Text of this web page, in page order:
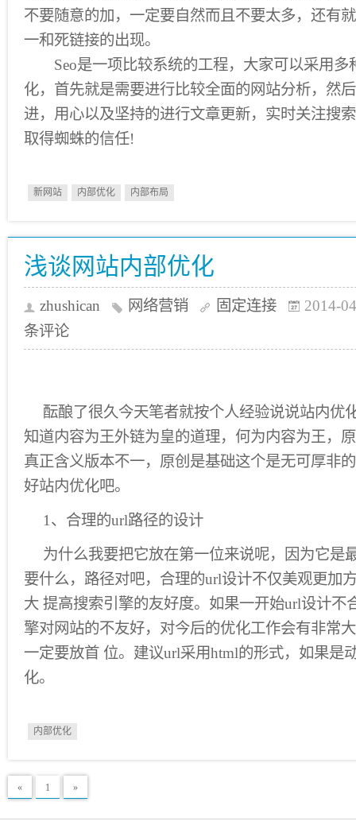
不要随意的加，一定要自然而且不要太多，还有
一和死链接的出现。
Seo是一项比较系统的工程，大家可以采用多
化，首先就是需要进行比较全面的网站分析，然
进，用心以及坚持的进行文章更新，实时关注搜
取得蜘蛛的信任!
新网站 内部优化 内部布局
浅谈网站内部优化
zhushican 网络营销 固定连接
2014-
条评论
酝酿了很久今天笔者就按个人经验说说站内优
知道内容为王外链为皇的道理，何为内容为王，
真正含义版本不一，原创是基础这个是无可厚非
好站内优化吧。
1、合理的url路径的设计
为什么我要把它放在第一位来说呢，因为它是
要什么，路径对吧，合理的url设计不仅美观更加
大 提高搜索引擎的友好度。如果一开始url设计不
擎对网站的不友好，对今后的优化工作会有非常
一定要放首 位。建议url采用html的形式，如果是
化。
内部优化
« 1 »